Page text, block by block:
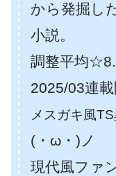
から発掘し
小説。
調整平均
2025/03連載
メスガキ風
(・ω・)ノ
現代風ファ